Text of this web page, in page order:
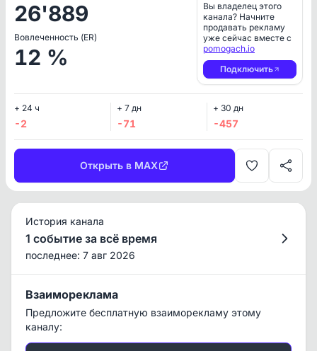
26'889
Вовлеченность (ER)
12 %
Вы владелец этого
канала? Начните
продавать рекламу
уже сейчас вместе с
pomogach.io
Подключить
+ 24 ч
-2
+ 7 дн
-71
+ 30 дн
-457
Открыть в MAX
История канала
1 событие за всё время
последнее: 7 авг 2026
Взаимореклама
Предложите бесплатную взаиморекламу этому
каналу: